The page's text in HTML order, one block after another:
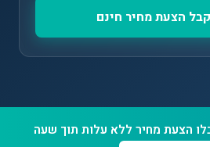
הצעת מחיר חינם
הצעת מחיר ללא עלות תוך שעה